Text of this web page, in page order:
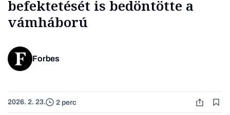
befektetését is bedöntötte a
vámháború
Forbes
2026. 2. 23. 2 perc